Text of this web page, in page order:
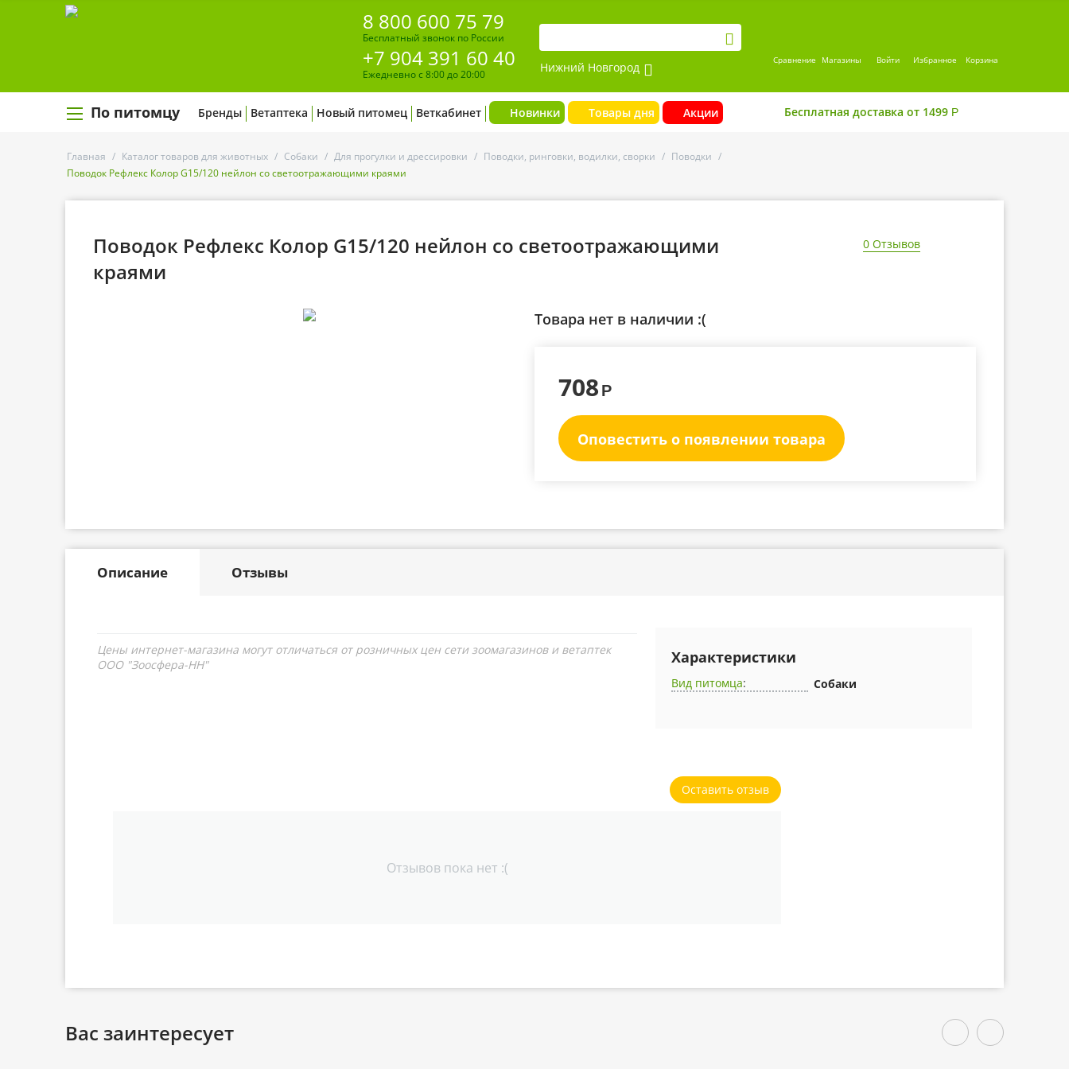
8 800 600 75 79
Бесплатный звонок по России
+7 904 391 60 40
Ежедневно с 8:00 до 20:00 Нижний Новгород Сравнение Магазины Войти Избранное Корзина
По питомцу Бренды Ветаптека Новый питомец Веткабинет Новинки Товары дня Акции Бесплатная доставка от 1499 Р
Главная / Каталог товаров для животных / Собаки / Для прогулки и дрессировки / Поводки, ринговки, водилки, сворки / Поводки /
Поводок Рефлекс Колор G15/120 нейлон со светоотражающими краями
Поводок Рефлекс Колор G15/120 нейлон со светоотражающими
краями
0 Отзывов
Товара нет в наличии :(
708 Р
Оповестить о появлении товара
Описание Отзывы
Цены интернет-магазина могут отличаться от розничных цен сети зоомагазинов и ветаптек
ООО "Зоосфера-НН"
Характеристики
Вид питомца: Собаки
Оставить отзыв
Отзывов пока нет :(
Вас заинтересует